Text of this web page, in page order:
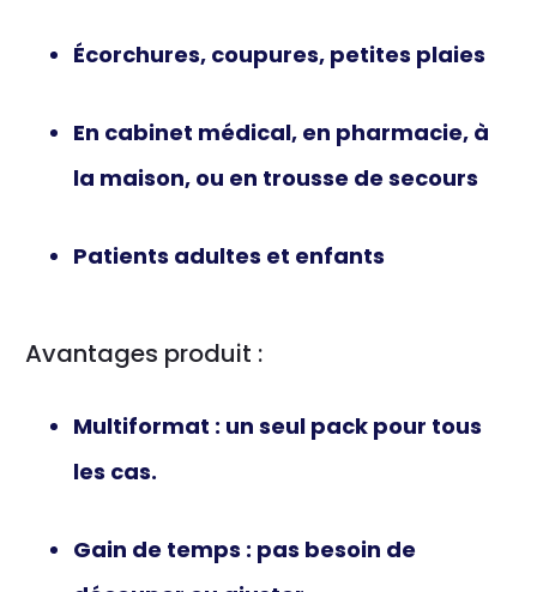
Écorchures, coupures, petites plaies
En cabinet médical, en pharmacie, à
la maison, ou en trousse de secours
Patients adultes et enfants
Avantages produit :
Multiformat : un seul pack pour tous
les cas.
Gain de temps : pas besoin de